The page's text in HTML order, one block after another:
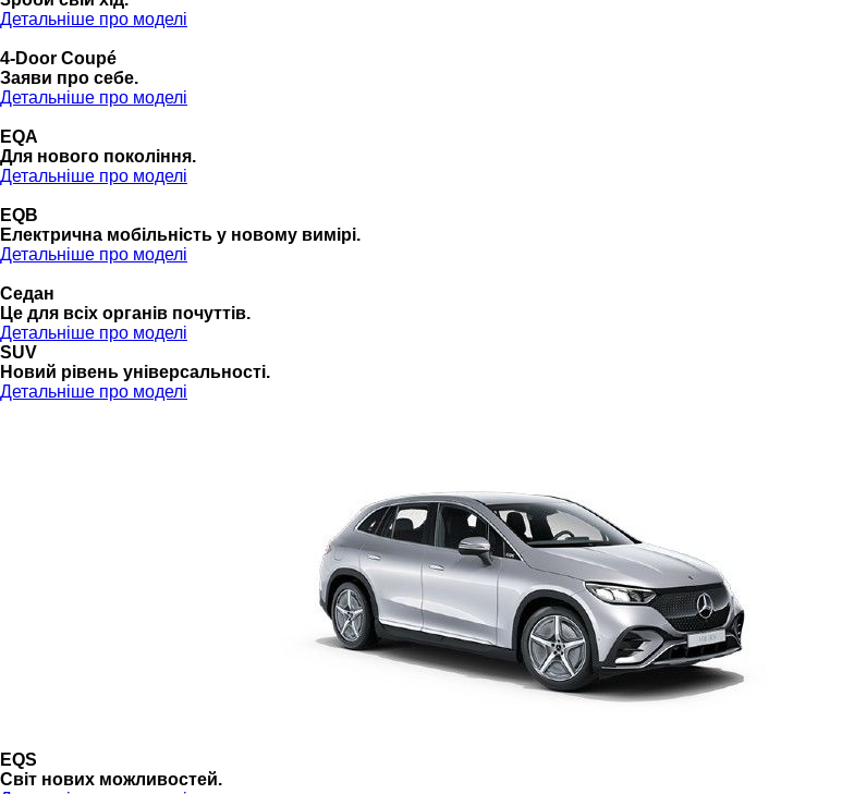
Детальніше про моделі
4-Door Coupé
Заяви про себе.
Детальніше про моделі
EQA
Для нового покоління.
Детальніше про моделі
EQB
Електрична мобільність у новому вимірі.
Детальніше про моделі
Седан
Це для всіх органів почуттів.
Детальніше про моделі
SUV
Новий рівень універсальності.
Детальніше про моделі
EQS
Cвіт нових можливостей.